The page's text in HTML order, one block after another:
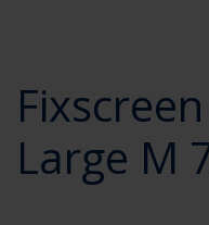
Large M